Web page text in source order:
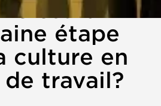
est la
étape
culture en
travail?